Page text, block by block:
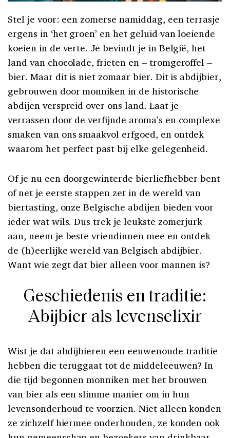
Stel je voor: een zomerse namiddag, een terrasje
ergens in ‘het groen’ en het geluid van loeiende
koeien in de verte. Je bevindt je in België, het
land van chocolade, frieten en – tromgeroffel –
bier. Maar dit is niet zomaar bier. Dit is abdijbier,
gebrouwen door monniken in de historische
abdijen verspreid over ons land. Laat je
verrassen door de verfijnde aroma’s en complexe
smaken van ons smaakvol erfgoed, en ontdek
waarom het perfect past bij elke gelegenheid.
Of je nu een doorgewinterde bierliefhebber bent
of net je eerste stappen zet in de wereld van
biertasting, onze Belgische abdijen bieden voor
ieder wat wils. Dus trek je leukste zomerjurk
aan, neem je beste vriendinnen mee en ontdek
de (h)eerlijke wereld van Belgisch abdijbier.
Want wie zegt dat bier alleen voor mannen is?
Geschiedenis en traditie:
Abijbier als levenselixir
Wist je dat abdijbieren een eeuwenoude traditie
hebben die teruggaat tot de middeleeuwen? In
die tijd begonnen monniken met het brouwen
van bier als een slimme manier om in hun
levensonderhoud te voorzien. Niet alleen konden
ze zichzelf hiermee onderhouden, ze konden ook